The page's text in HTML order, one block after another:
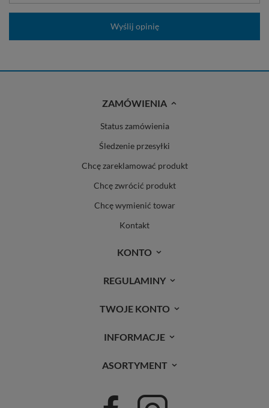
Wyślij opinię
ZAMÓWIENIA
Status zamówienia
Śledzenie przesyłki
Chcę zareklamować produkt
Chcę zwrócić produkt
Chcę wymienić towar
Kontakt
KONTO
REGULAMINY
TWOJE KONTO
INFORMACJE
ASORTYMENT